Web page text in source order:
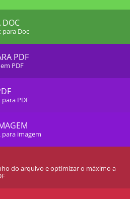
DOC
para Doc
PDF
PDF
PDF
para imagem
do arquivo e optimizar o máximo a